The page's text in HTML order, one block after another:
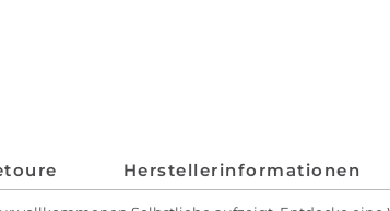
Herstellerinformationen